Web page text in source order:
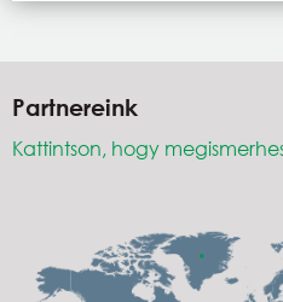
Partnereink
Kattintson, hogy